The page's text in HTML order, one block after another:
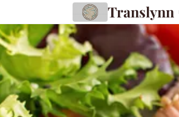
Translynn